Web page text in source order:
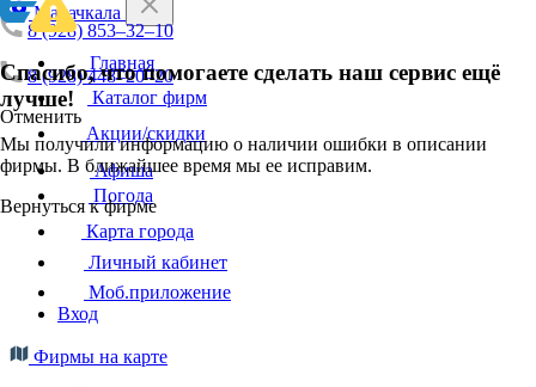
8 (928) 853‒32‒10
8 (928) 448‒20‒20
Отменить
Спасибо, что помогаете сделать наш сервис ещё
лучше!
Мы получили информацию о наличии ошибки в описании
фирмы. В ближайшее время мы ее исправим.
Вернуться к фирме
Махачкала
Главная
Каталог фирм
Акции/скидки
Афиша
Погода
Карта города
Личный кабинет
Моб.приложение
Вход
Фирмы на карте